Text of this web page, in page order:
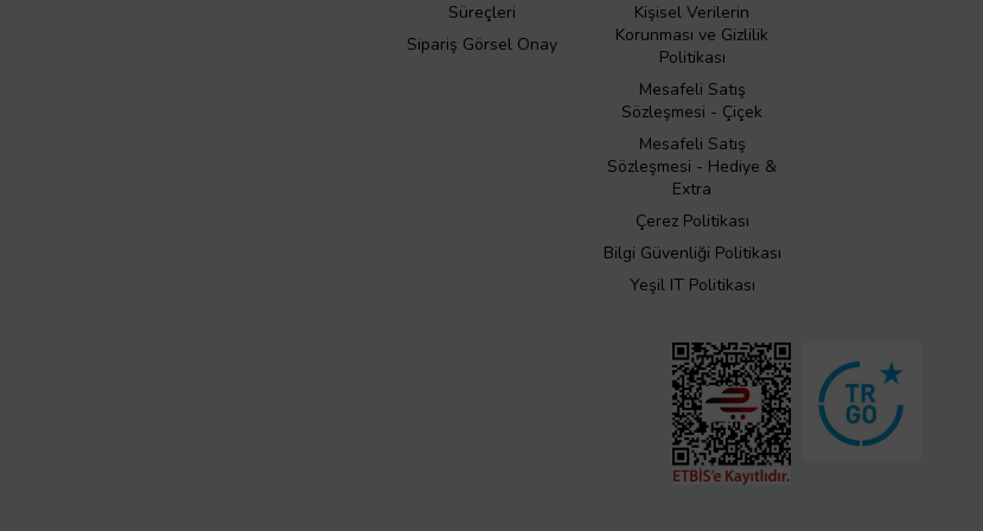
Süreçleri
Sipariş Görsel Onay
Kişisel Verilerin
Korunması ve Gizlilik
Politikası
Mesafeli Satış
Sözleşmesi - Çiçek
Mesafeli Satış
Sözleşmesi - Hediye &
Extra
Çerez Politikası
Bilgi Güvenliği Politikası
Yeşil IT Politikası